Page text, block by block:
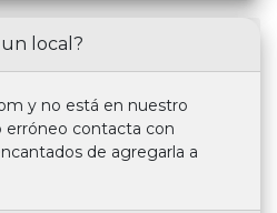
local?
y no está en nuestro
erróneo contacta con
de agregarla a